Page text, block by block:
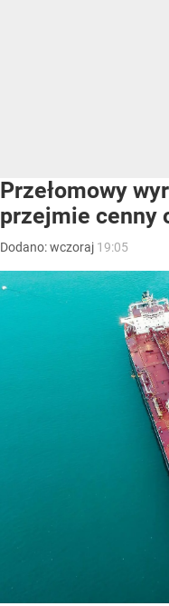
Przełomowy
przejmie cenny
Dodano:wczoraj 19:05